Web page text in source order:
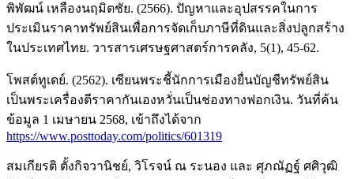
พิพัฒน์ เหลืองนฤมิตชัย. (2566). ปัญหาและอุปสรรคในการ
ประเมินราคาทรัพย์สินเพื่อการจัดเก็บภาษีที่ดินและสิ่งปลูกสร้าง
ในประเทศไทย. วารสารเศรษฐศาสตร์การคลัง, 5(1), 45-62.
โพสต์ทูเดย์. (2562). เซียนพระชี้นักการเมืองยื่นบัญชีทรัพย์สิน
เป็นพระเครื่องตีราคากันเองหวั่นเป็นช่องทางฟอกเงิน. วันที่ค้น
ข้อมูล 1 เมษายน 2568, เข้าถึงได้จาก
https://www.posttoday.com/politics/601319
สมเกียรติ ตั้งกิจวานิชย์, วิโรจน์ ณ ระนอง และ ศุภณัฏฐ์ ศศิวุฒิ